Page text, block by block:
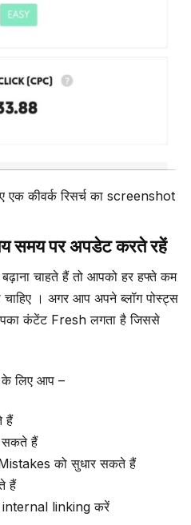
कीवर्क रिसर्च का screenshot
समय पर अपडेट करते रहें
चाहते हैं तो आपको हर हफ्ते कम
। अगर आप अपने ब्लॉग पोस्ट्स
कंटेंट Fresh लगता है जिससे
लिए आप –
हैं
सकते हैं
को सुधार सकते हैं
हैं
internal linking करें